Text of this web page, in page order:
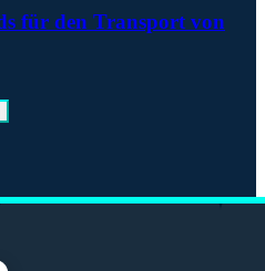
für den Transport von